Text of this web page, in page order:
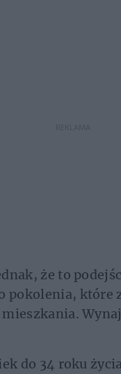
REKLAMA
że to
pokolenia, które
do 34 roku